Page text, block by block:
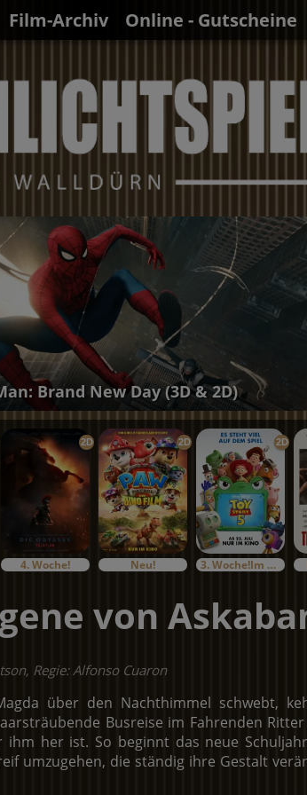
Film-Archiv Online - Gutscheine
Brand New Day (3D & 2D)
2D
4. Woche!
2D
Neu!
2D
3. Woche!Im Bundesstart
von
Regie: Alfonso Cuaron
über den Nachthimmel schwebt,
Busreise im Fahrenden
ihm her ist. So beginnt das neue
umzugehen, die ständig ihre Gestalt